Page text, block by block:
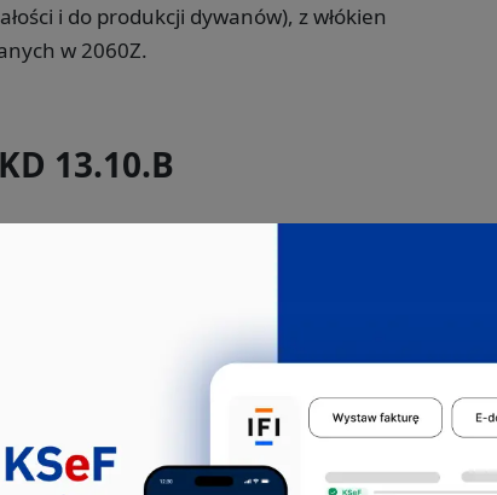
i do produkcji dywanów), z włókien
w 2060Z.
13.10.B
mody, pomagając kl...